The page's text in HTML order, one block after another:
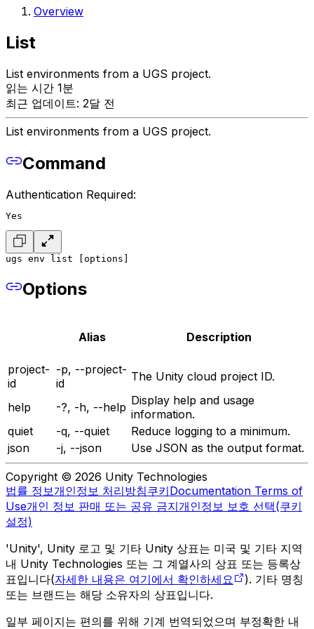
Overview
List
List environments from a UGS project.
읽는 시간 1분
최근 업데이트: 2달 전
List environments from a UGS project.
Command
Authentication Required:
Yes
ugs env list [options]
Options
Alias Description
project-
id
-p, --project-
id
The Unity cloud project ID.
help -?, -h, --help Display help and usage
information.
quiet
-q, --quiet
Reduce logging to a minimum.
json
-j, --json Use JSON as the output format.
Copyright © 2026 Unity Technologies
법률 정보개인정보 처리방침쿠키Documentation Terms of
Use개인 정보 판매 또는 공유 금지개인정보 보호 선택(쿠키
설정)
'Unity', Unity 로고 및 기타 Unity 상표는 미국 및 기타 지역
내 Unity Technologies 또는 그 계열사의 상표 또는 등록상
표입니다(자세한 내용은 여기에서 확인하세요
). 기타 명칭
또는 브랜드는 해당 소유자의 상표입니다.
일부 페이지는 편의를 위해 기계 번역되었으며 부정확한 내